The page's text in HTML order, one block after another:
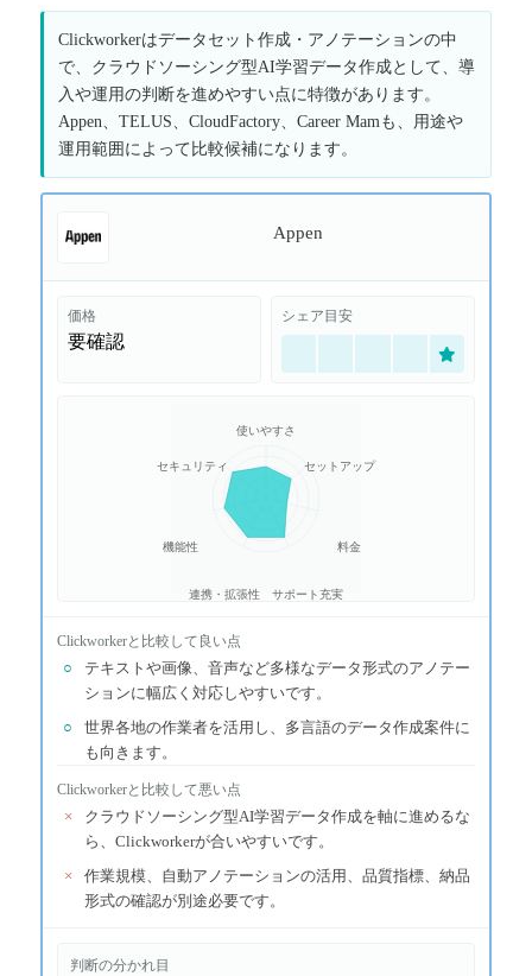
Clickworkerはデータセット作成・アノテーションの中
で、クラウドソーシング型AI学習データ作成として、導
入や運用の判断を進めやすい点に特徴があります。
Appen、TELUS、CloudFactory、Career Mamも、用途や
運用範囲によって比較候補になります。
Appen
価格
要確認
シェア目安
使いやすさ
セットアップ
料金
サポート充実
連携・拡張性
機能性
セキュリティ
Clickworkerと比較して良い点
○
テキストや画像、音声など多様なデータ形式のアノテー
ションに幅広く対応しやすいです。
○
世界各地の作業者を活用し、多言語のデータ作成案件に
も向きます。
Clickworkerと比較して悪い点
×
クラウドソーシング型AI学習データ作成を軸に進めるな
ら、Clickworkerが合いやすいです。
×
作業規模、自動アノテーションの活用、品質指標、納品
形式の確認が別途必要です。
判断の分かれ目